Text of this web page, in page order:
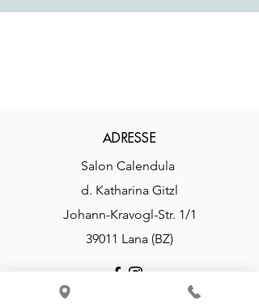
ADRESSE
Salon Calendula
d. Katharina Gitzl
Johann-Kravogl-Str. 1/1
39011 Lana (BZ)